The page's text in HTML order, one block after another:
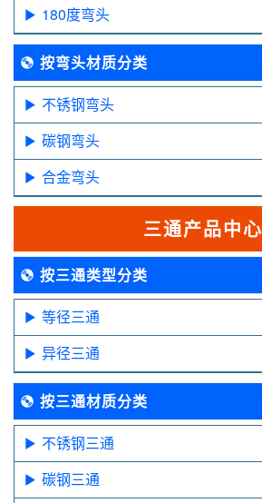
180度弯头
按弯头材质分类
不锈钢弯头
碳钢弯头
合金弯头
三通产品中心
按三通类型分类
等径三通
异径三通
按三通材质分类
不锈钢三通
碳钢三通